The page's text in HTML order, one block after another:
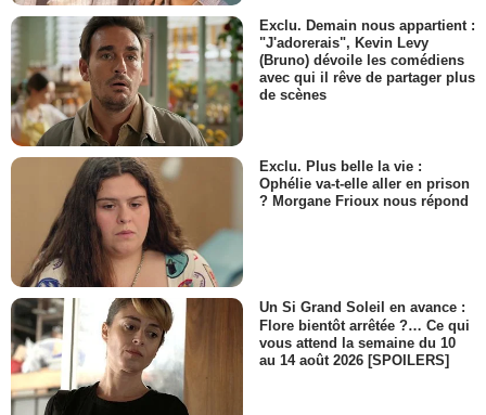
Exclu. Demain nous appartient :
"J'adorerais", Kevin Levy
(Bruno) dévoile les comédiens
avec qui il rêve de partager plus
de scènes
Exclu. Plus belle la vie :
Ophélie va-t-elle aller en prison
? Morgane Frioux nous répond
Un Si Grand Soleil en avance :
Flore bientôt arrêtée ?… Ce qui
vous attend la semaine du 10
au 14 août 2026 [SPOILERS]